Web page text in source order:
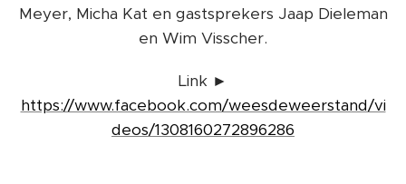
Meyer, Micha Kat en gastsprekers Jaap Dieleman
en Wim Visscher.
Link ►
https://www.facebook.com/weesdeweerstand/vi
deos/1308160272896286